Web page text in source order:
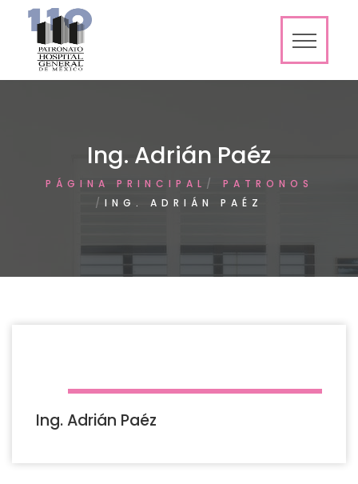
Ing. Adrián Paéz
PÁGINA PRINCIPAL
PATRONOS
ING. ADRIÁN PAÉZ
Ing. Adrián Paéz